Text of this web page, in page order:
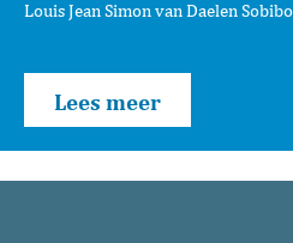
Louis Jean Simon van Daelen
Lees meer